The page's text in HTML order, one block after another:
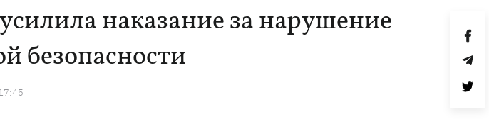
наказание за нарушение
безопасности